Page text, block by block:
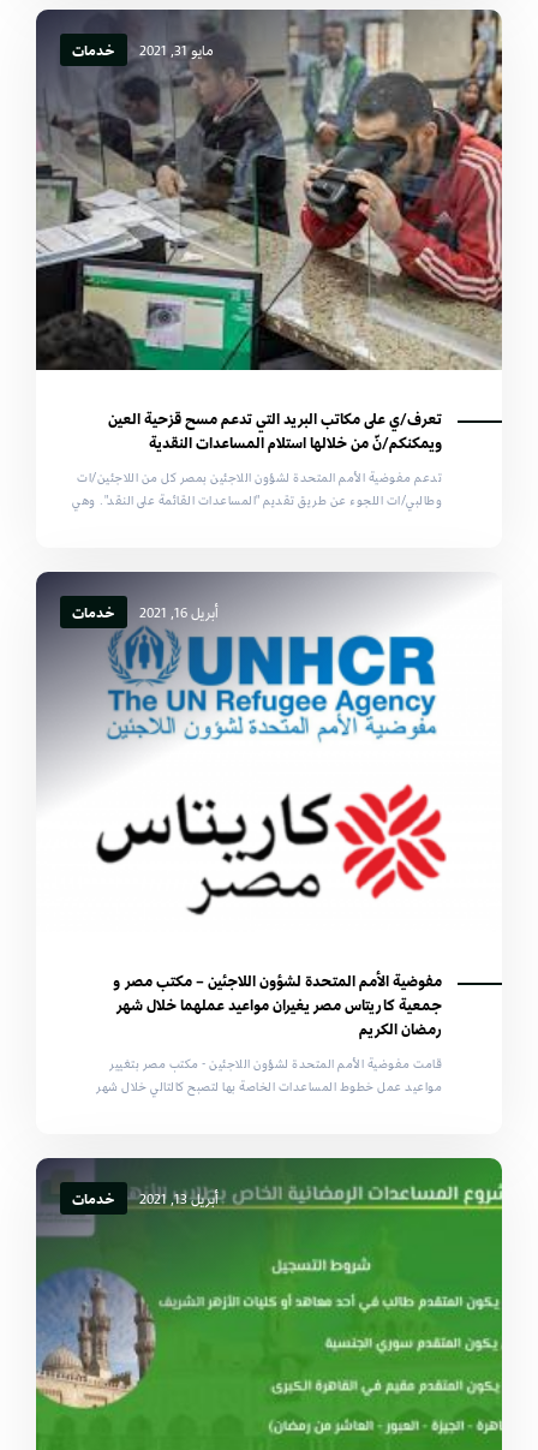
مايو 31, 2021 خدمات
تعرف/ي على مكاتب البريد التي تدعم مسح قزحية العين
ويمكنكم/نّ من خلالها استلام المساعدات النقدية
تدعم مفوضية الأمم المتحدة لشؤون اللاجئين بمصر كل من اللاجئين/ات
وطالبي/ات اللجوء عن طريق تقديم "المساعدات القائمة على النقد". وهي
أبريل 16, 2021 خدمات
مفوضية الأمم المتحدة لشؤون اللاجئين – مكتب مصر و
جمعية كاريتاس مصر يغيران مواعيد عملهما خلال شهر
رمضان الكريم
قامت مفوضية الأمم المتحدة لشؤون اللاجئين - مكتب مصر بتغيير
مواعيد عمل خطوط المساعدات الخاصة بها لتصبح كالتالي خلال شهر
أبريل 13, 2021 خدمات